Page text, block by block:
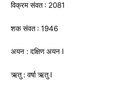
विक्रम संवत : 2081
शक संवत : 1946
अयन : दक्षिण अयन l
ऋतु : वर्षा ऋतु l